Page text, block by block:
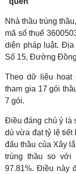
Nhà thầu trúng
mã số thuế
diện pháp luật.
Số 15, Đường
Theo dữ liệu hoạt
tham gia 17 gói
7 gói.
Điều đáng chú ý là
dù vừa đạt tỷ lệ tiết
đấu thầu của Xây
trúng thầu so với
97.81%. Điều này